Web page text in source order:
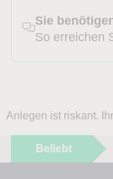
Sie
So erreichen
Anlegen ist riskant.
Beliebt